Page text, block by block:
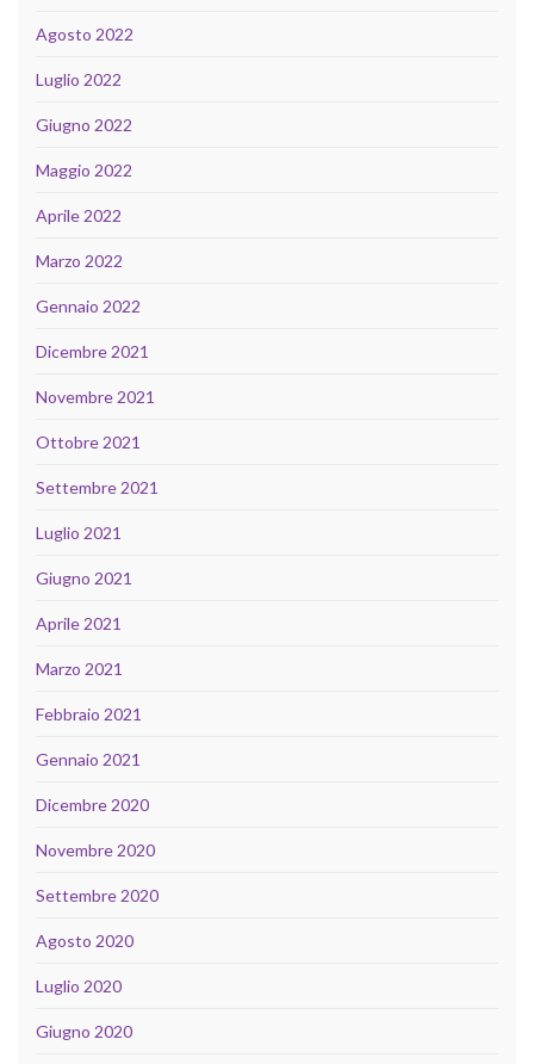
Agosto 2022
Luglio 2022
Giugno 2022
Maggio 2022
Aprile 2022
Marzo 2022
Gennaio 2022
Dicembre 2021
Novembre 2021
Ottobre 2021
Settembre 2021
Luglio 2021
Giugno 2021
Aprile 2021
Marzo 2021
Febbraio 2021
Gennaio 2021
Dicembre 2020
Novembre 2020
Settembre 2020
Agosto 2020
Luglio 2020
Giugno 2020